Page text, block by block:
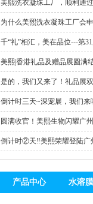
美熙洗衣凝珠工厂，顺利通
为什么美熙洗衣凝珠工厂会
千“礼”相汇，美在品位---第
美熙|香港礼品及赠品展圆满
是的，我们又来了！礼品展
倒计时三天~深宠展，我们来
圆满收官！美熙生物闪耀广
倒计时②天‼美熙荣耀登陆广
产品中心 水溶